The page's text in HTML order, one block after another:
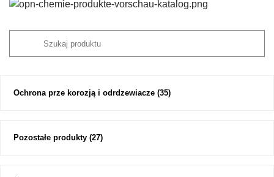
Ochrona prze korozją i odrdzewiacze (35)
Pozostałe produkty (27)